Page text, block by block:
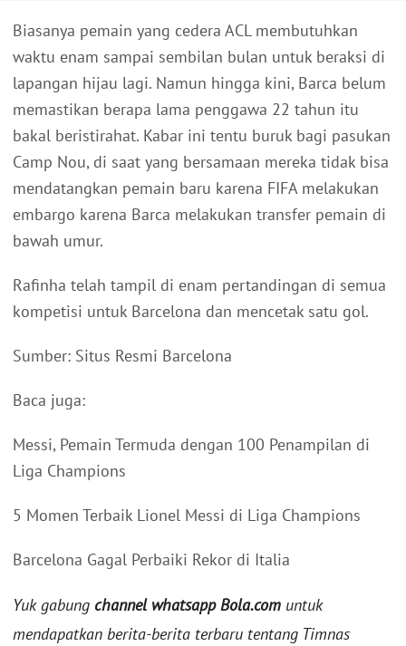
Biasanya pemain yang cedera ACL membutuhkan
waktu enam sampai sembilan bulan untuk beraksi di
lapangan hijau lagi. Namun hingga kini, Barca belum
memastikan berapa lama penggawa 22 tahun itu
bakal beristirahat. Kabar ini tentu buruk bagi pasukan
Camp Nou, di saat yang bersamaan mereka tidak bisa
mendatangkan pemain baru karena FIFA melakukan
embargo karena Barca melakukan transfer pemain di
bawah umur.
Rafinha telah tampil di enam pertandingan di semua
kompetisi untuk Barcelona dan mencetak satu gol.
Sumber: Situs Resmi Barcelona
Baca juga:
Messi, Pemain Termuda dengan 100 Penampilan di
Liga Champions
5 Momen Terbaik Lionel Messi di Liga Champions
Barcelona Gagal Perbaiki Rekor di Italia
Yuk gabung channel whatsapp Bola.com untuk
mendapatkan berita-berita terbaru tentang Timnas